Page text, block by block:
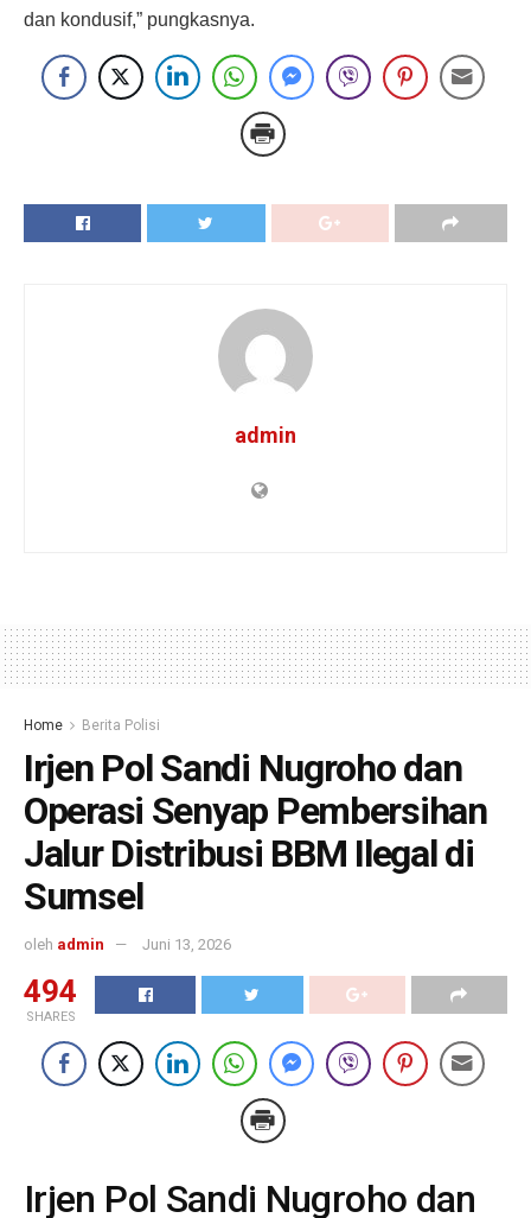
dan kondusif,” pungkasnya.
admin
Home Berita Polisi
Irjen Pol Sandi Nugroho dan
Operasi Senyap Pembersihan
Jalur Distribusi BBM Ilegal di
Sumsel
oleh admin Juni 13, 2026
494
SHARES
Irjen Pol Sandi Nugroho dan